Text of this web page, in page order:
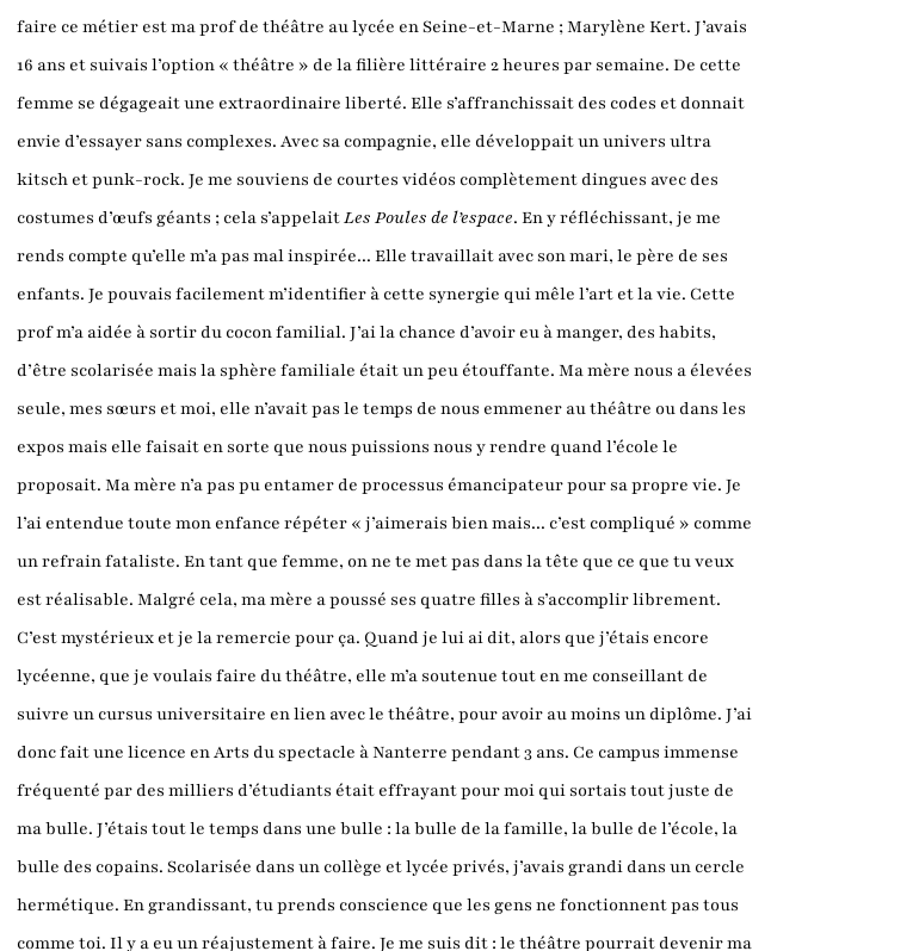
faire ce métier est ma prof de théâtre au lycée en Seine-et-Marne ; Marylène Kert. J’avais
16 ans et suivais l’option « théâtre » de la filière littéraire 2 heures par semaine. De cette
femme se dégageait une extraordinaire liberté. Elle s’affranchissait des codes et donnait
envie d’essayer sans complexes. Avec sa compagnie, elle développait un univers ultra
kitsch et punk-rock. Je me souviens de courtes vidéos complètement dingues avec des
costumes d’œufs géants ; cela s’appelaitLes Poules de l’espace. En y réfléchissant, je me
rends compte qu’elle m’a pas mal inspirée... Elle travaillait avec son mari, le père de ses
enfants. Je pouvais facilement m’identifier à cette synergie qui mêle l’art et la vie. Cette
prof m’a aidée à sortir du cocon familial. J’ai la chance d’avoir eu à manger, des habits,
d’être scolarisée mais la sphère familiale était un peu étouffante. Ma mère nous a élevées
seule, mes sœurs et moi, elle n’avait pas le temps de nous emmener au théâtre ou dans les
expos mais elle faisait en sorte que nous puissions nous y rendre quand l’école le
proposait. Ma mère n’a pas pu entamer de processus émancipateur pour sa propre vie. Je
l’ai entendue toute mon enfance répéter « j’aimerais bien mais... c’est compliqué » comme
un refrain fataliste. En tant que femme, on ne te met pas dans la tête que ce que tu veux
est réalisable. Malgré cela, ma mère a poussé ses quatre filles à s’accomplir librement.
C’est mystérieux et je la remercie pour ça. Quand je lui ai dit, alors que j’étais encore
lycéenne, que je voulais faire du théâtre, elle m’a soutenue tout en me conseillant de
suivre un cursus universitaire en lien avec le théâtre, pour avoir au moins un diplôme. J’ai
donc fait une licence en Arts du spectacle à Nanterre pendant 3 ans. Ce campus immense
fréquenté par des milliers d’étudiants était effrayant pour moi qui sortais tout juste de
ma bulle. J’étais tout le temps dans une bulle : la bulle de la famille, la bulle de l’école, la
bulle des copains. Scolarisée dans un collège et lycée privés, j’avais grandi dans un cercle
hermétique. En grandissant, tu prends conscience que les gens ne fonctionnent pas tous
comme toi. Il y a eu un réajustement à faire. Je me suis dit : le théâtre pourrait devenir ma